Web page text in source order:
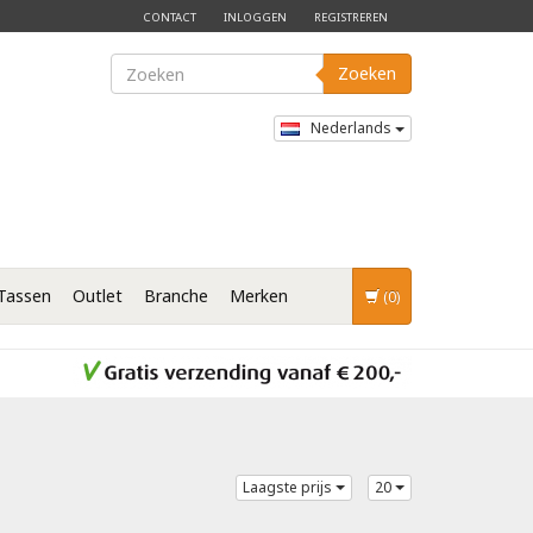
CONTACT INLOGGEN REGISTREREN
Zoeken
Nederlands
Outlet Branche Merken (0)
Laagste prijs 20